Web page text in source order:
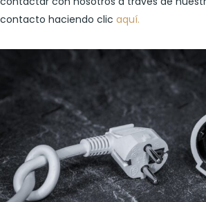
contacto haciendo clic aquí.